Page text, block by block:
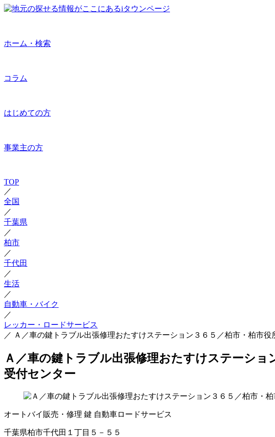
ホーム・検索
コラム
はじめての方
事業主の方
TOP
／
全国
／
千葉県
／
柏市
／
千代田
／
生活
／
自動車・バイク
／
レッカー・ロードサービス
／ Ａ／車の鍵トラブル出張修理おたすけステーション３６５／柏市・柏市
Ａ／車の鍵トラブル出張修理おたすけステーシ
受付センター
オートバイ販売・修理 鍵 自動車ロードサービス
千葉県柏市千代田１丁目５－５５